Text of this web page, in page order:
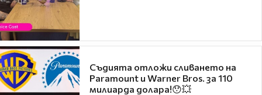
Съдията отложи сливането на
Paramount и Warner Bros. за 110
милиарда долара!😯💥